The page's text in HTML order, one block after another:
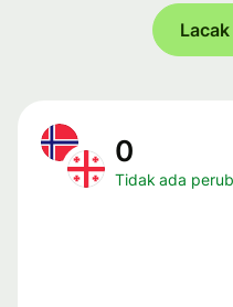
0
Tidak ada